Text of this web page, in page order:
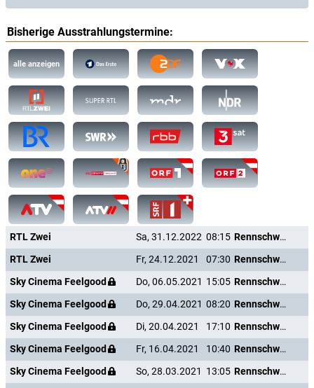
Bisherige Ausstrahlungstermine:
alle anzeigen
RTL Zwei Sa, 31.12.2022 08:15
Rennschwein Rudi Rüssel
RTL Zwei
Fr, 24.12.2021 07:30
Rennschwein Rudi Rüssel
Sky Cinema Feelgood
Do, 06.05.2021 15:05
Rennschwein Rudi Rüssel
Sky Cinema Feelgood
Do, 29.04.2021 08:20
Rennschwein Rudi Rüssel
Sky Cinema Feelgood
Di, 20.04.2021 17:10
Rennschwein Rudi Rüssel
Sky Cinema Feelgood
Fr, 16.04.2021 10:40
Rennschwein Rudi Rüssel
Sky Cinema Feelgood
So, 28.03.2021 13:05 Rennschwein Rudi Rüssel